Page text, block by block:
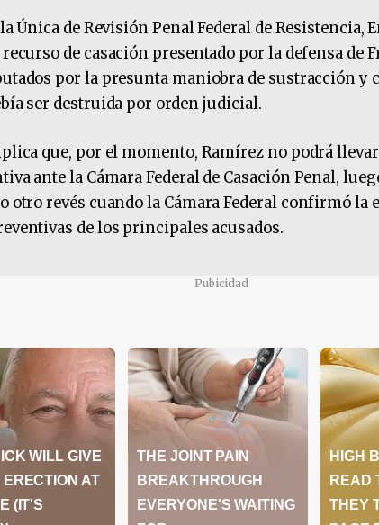
Única de Revisión Penal Federal de Resistencia,
de casación presentado por la defensa de
por la presunta maniobra de sustracción y
ser destruida por orden judicial.
que, por el momento, Ramírez no podrá
ante la Cámara Federal de Casación Penal,
otro revés cuando la Cámara Federal confirmó la
de los principales acusados.
Pubicidad